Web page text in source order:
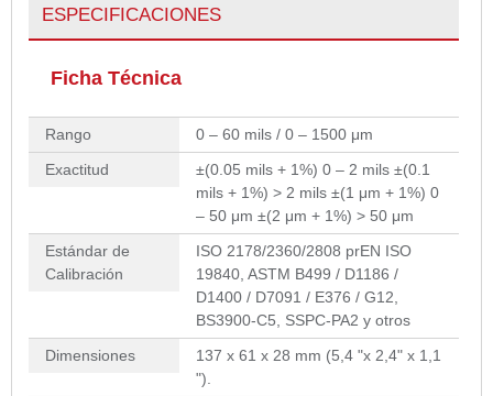
ESPECIFICACIONES
Ficha Técnica
Rango
0 – 60 mils / 0 – 1500 μm
Exactitud
±(0.05 mils + 1%) 0 – 2 mils ±(0.1
mils + 1%) > 2 mils ±(1 μm + 1%) 0
– 50 μm ±(2 μm + 1%) > 50 μm
Estándar de
Calibración
ISO 2178/2360/2808 prEN ISO
19840, ASTM B499 / D1186 /
D1400 / D7091 / E376 / G12,
BS3900-C5, SSPC-PA2 y otros
Dimensiones
137 x 61 x 28 mm (5,4 "x 2,4" x 1,1
").